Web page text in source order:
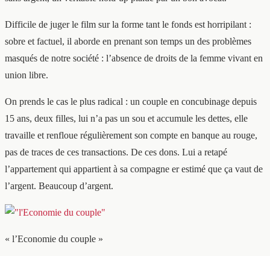
Difficile de juger le film sur la forme tant le fonds est horripilant :
sobre et factuel, il aborde en prenant son temps un des problèmes
masqués de notre société : l’absence de droits de la femme vivant en
union libre.
On prends le cas le plus radical : un couple en concubinage depuis
15 ans, deux filles, lui n’a pas un sou et accumule les dettes, elle
travaille et renfloue régulièrement son compte en banque au rouge,
pas de traces de ces transactions. De ces dons. Lui a retapé
l’appartement qui appartient à sa compagne er estimé que ça vaut de
l’argent. Beaucoup d’argent.
« l’Economie du couple »